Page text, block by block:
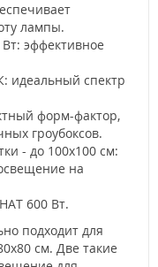
лампы.
эффективное
идеальный спектр
форм-фактор,
гроубоксов.
- до 100х100 см:
на
600 Вт.
подходит для
см. Две такие